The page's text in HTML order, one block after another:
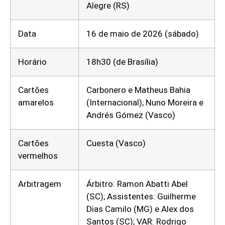
Alegre (RS)
Data 16 de maio de 2026 (sábado)
Horário 18h30 (de Brasília)
Cartões
amarelos
Carbonero e Matheus Bahia
(Internacional); Nuno Moreira e
Andrés Gómez (Vasco)
Cartões
vermelhos
Cuesta (Vasco)
Arbitragem
Árbitro: Ramon Abatti Abel
(SC); Assistentes: Guilherme
Dias Camilo (MG) e Alex dos
Santos (SC); VAR: Rodrigo